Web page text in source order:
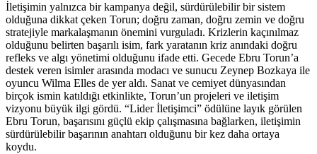
İletişimin yalnızca bir kampanya değil, sürdürülebilir bir sistem
olduğuna dikkat çeken Torun; doğru zaman, doğru zemin ve doğru
stratejiyle markalaşmanın önemini vurguladı. Krizlerin kaçınılmaz
olduğunu belirten başarılı isim, fark yaratanın kriz anındaki doğru
refleks ve algı yönetimi olduğunu ifade etti. Gecede Ebru Torun’a
destek veren isimler arasında modacı ve sunucu Zeynep Bozkaya ile
oyuncu Wilma Elles de yer aldı. Sanat ve cemiyet dünyasından
birçok ismin katıldığı etkinlikte, Torun’un projeleri ve iletişim
vizyonu büyük ilgi gördü. “Lider İletişimci” ödülüne layık görülen
Ebru Torun, başarısını güçlü ekip çalışmasına bağlarken, iletişimin
sürdürülebilir başarının anahtarı olduğunu bir kez daha ortaya
koydu.